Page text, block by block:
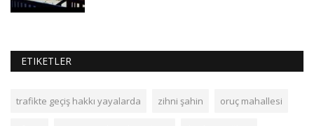
ETIKETLER
trafikte geçiş hakkı yayalarda zihni şahin oruç mahallesi